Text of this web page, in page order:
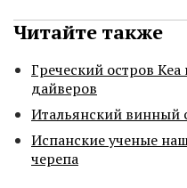
Читайте также
Греческий остров
дайверов
Итальянский винный
Испанские ученые
черепа